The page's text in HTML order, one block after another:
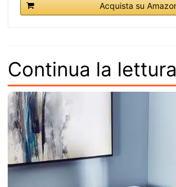
Acquista su
Continua la lettura